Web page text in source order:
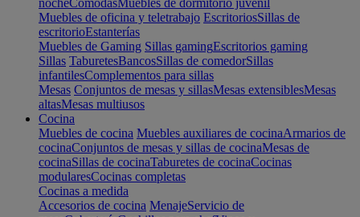
nocheComodasMuebles de dormitorio juvenil
Muebles de oficina y teletrabajo EscritoriosSillas de
escritorioEstanterías
Muebles de Gaming Sillas gamingEscritorios gaming
Sillas TaburetesBancosSillas de comedorSillas
infantilesComplementos para sillas
Mesas Conjuntos de mesas y sillasMesas extensiblesMesas
altasMesas multiusos
Cocina
Muebles de cocina Muebles auxiliares de cocinaArmarios de
cocinaConjuntos de mesas y sillas de cocinaMesas de
cocinaSillas de cocinaTaburetes de cocinaCocinas
modularesCocinas completas
Cocinas a medida
Accesorios de cocina MenajeServicio de